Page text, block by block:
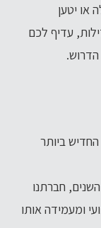
או יטען
עדיף לכם
הדרוש.
ביותר
חברתנו
ומעמידה אותו